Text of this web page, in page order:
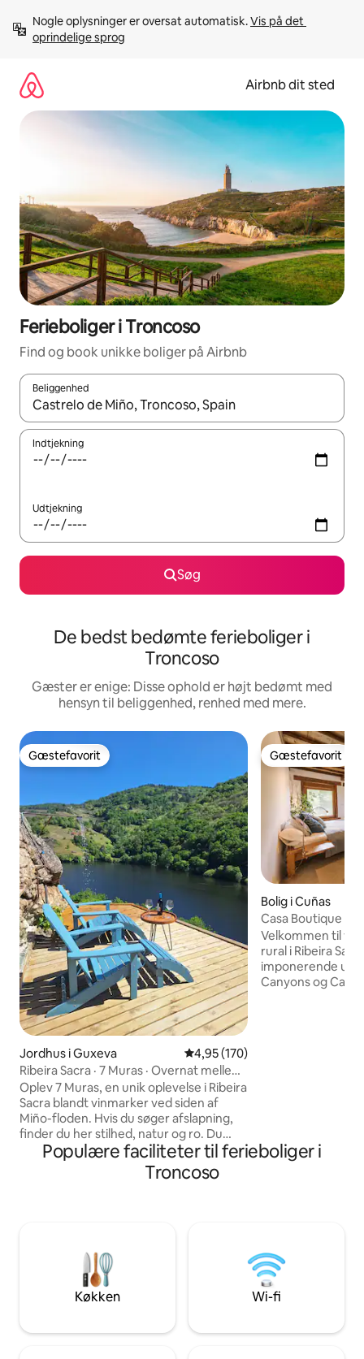
videre
Nogle oplysninger er oversat automatisk. Vis på det
oprindelige sprog
Airbnb dit sted
Ferieboliger i Troncoso
Find og book unikke boliger på Airbnb
Beliggenhed
Når resultaterne er tilgængelige, skal du navigere med
Indtjekning
Udtjekning
Søg
De bedst bedømte ferieboliger i
Troncoso
Gæster er enige: Disse ophold er højt bedømt med
hensyn til beliggenhed, renhed med mere.
Gæstefavorit
Gæstefavorit
Jordhus i Guxeva 4,95 ud af 5 i gennemsnitlig
4,95 (170)
Ribeira Sacra · 7 Muras · Overnat mellem
vinmarker
Oplev 7 Muras, en unik oplevelse i Ribeira
Sacra blandt vinmarker ved siden af
Miño-floden. Hvis du søger afslapning,
finder du her stilhed, natur og ro. Du
kommer til at sove på en traditionel
vingård, der er blevet restaureret med
charme, i unikke omgivelser. Nyd den
par meter fra Camino de Santiago de
Invierno. Slut dig til os på IG :@7_muraas
Gæstefavorit
Gæstefavorit
Bolig i Cuñas
Casa Boutique
Velkommen til
rural i Ribeira Sacra! Nyd
imponerende
Canyons og
Populære faciliteter til ferieboliger i
Troncoso
Køkken Wi-fi